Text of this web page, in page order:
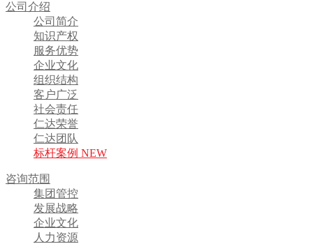
公司介绍
公司简介
知识产权
服务优势
企业文化
组织结构
客户广泛
社会责任
仁达荣誉
仁达团队
标杆案例 NEW
咨询范围
集团管控
发展战略
企业文化
人力资源